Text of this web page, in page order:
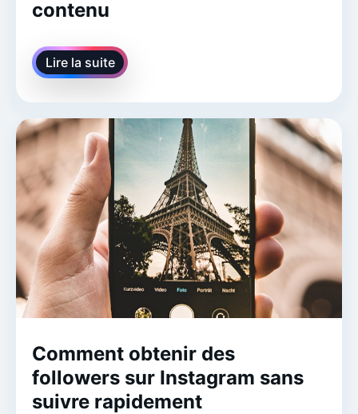
contenu
Lire la suite
Comment obtenir des
followers sur Instagram sans
suivre rapidement